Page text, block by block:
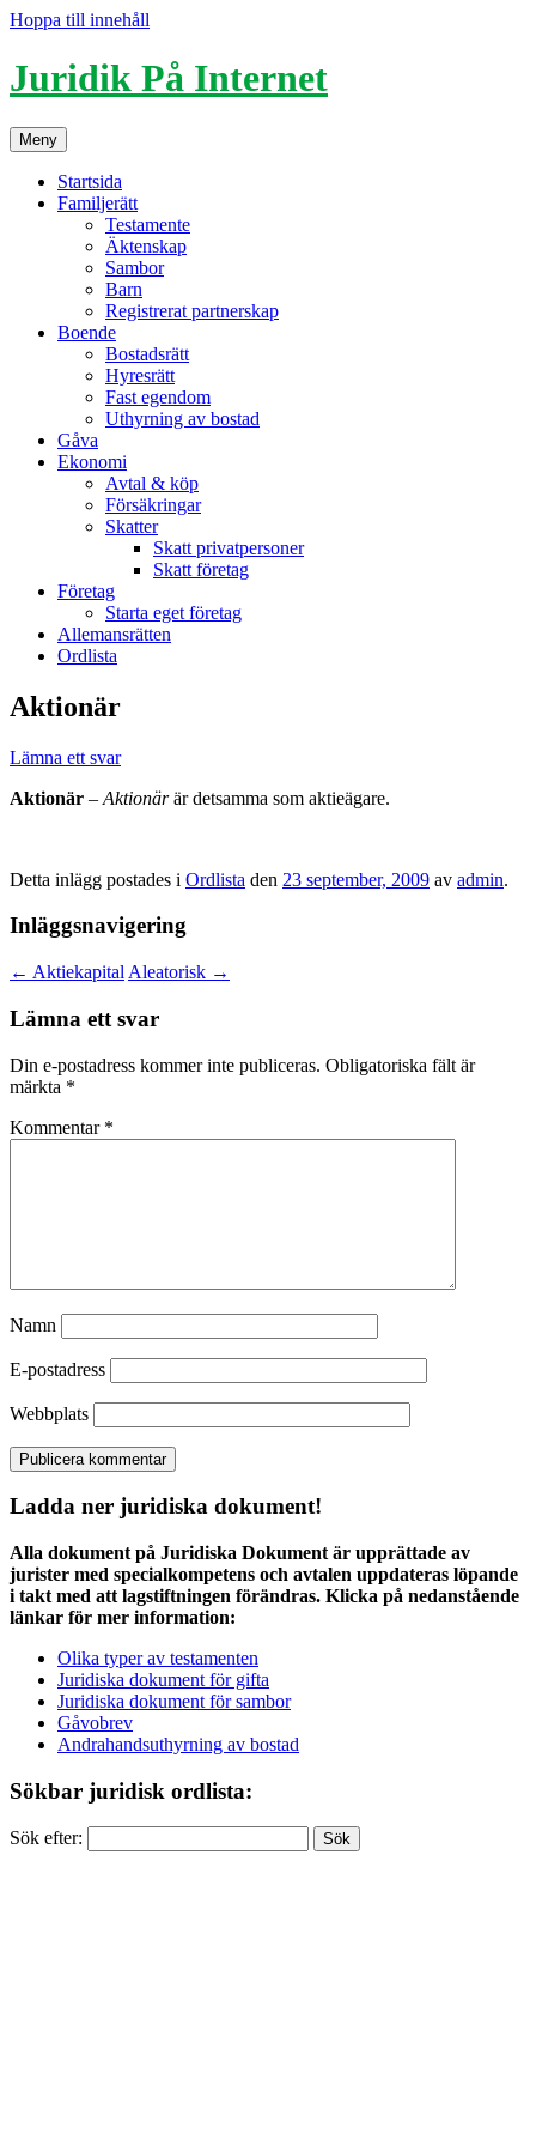
Hoppa till innehåll
Juridik På Internet
Meny
Startsida
Familjerätt
Testamente
Äktenskap
Sambor
Barn
Registrerat partnerskap
Boende
Bostadsrätt
Hyresrätt
Fast egendom
Uthyrning av bostad
Gåva
Ekonomi
Avtal & köp
Försäkringar
Skatter
Skatt privatpersoner
Skatt företag
Företag
Starta eget företag
Allemansrätten
Ordlista
Aktionär
Lämna ett svar
Aktionär – Aktionärär detsamma som aktieägare.
Detta inlägg postades i Ordlista den 23 september, 2009 av admin.
Inläggsnavigering
← Aktiekapital Aleatorisk →
Lämna ett svar
Din e-postadress kommer inte publiceras. Obligatoriska fält är
märkta *
Kommentar *
Namn
E-postadress
Webbplats
Ladda ner juridiska dokument!
Alla dokument på Juridiska Dokument är upprättade av
jurister med specialkompetens och avtalen uppdateras löpande
i takt med att lagstiftningen förändras. Klicka på nedanstående
länkar för mer information:
Olika typer av testamenten
Juridiska dokument för gifta
Juridiska dokument för sambor
Gåvobrev
Andrahandsuthyrning av bostad
Sökbar juridisk ordlista:
Sök efter: